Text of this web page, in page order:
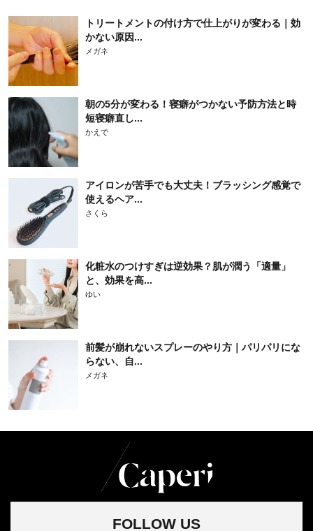
トリートメントの付け方で仕上がりが変わる｜効
かない原因...
メガネ
朝の5分が変わる！寝癖がつかない予防方法と時
短寝癖直し...
かえで
アイロンが苦手でも大丈夫！ブラッシング感覚で
使えるヘア...
さくら
化粧水のつけすぎは逆効果？肌が潤う「適量」
と、効果を高...
ゆい
前髪が崩れないスプレーのやり方｜パリパリにな
らない、自...
メガネ
FOLLOW US